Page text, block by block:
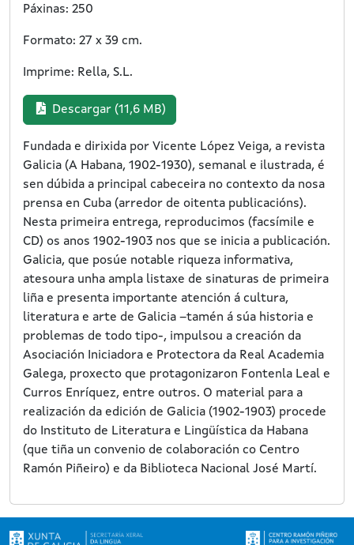
Páxinas: 250
Formato: 27 x 39 cm.
Imprime: Rella, S.L.
Descargar (11,6 MB)
Fundada e dirixida por Vicente López Veiga, a revista
Galicia (A Habana, 1902-1930), semanal e ilustrada, é
sen dúbida a principal cabeceira no contexto da nosa
prensa en Cuba (arredor de oitenta publicacións).
Nesta primeira entrega, reproducimos (facsímile e
CD) os anos 1902-1903 nos que se inicia a publicación.
Galicia, que posúe notable riqueza informativa,
atesoura unha ampla listaxe de sinaturas de primeira
liña e presenta importante atención á cultura,
literatura e arte de Galicia –tamén á súa historia e
problemas de todo tipo-, impulsou a creación da
Asociación Iniciadora e Protectora da Real Academia
Galega, proxecto que protagonizaron Fontenla Leal e
Curros Enríquez, entre outros. O material para a
realización da edición de Galicia (1902-1903) procede
do Instituto de Literatura e Lingüística da Habana
(que tiña un convenio de colaboración co Centro
Ramón Piñeiro) e da Biblioteca Nacional José Martí.